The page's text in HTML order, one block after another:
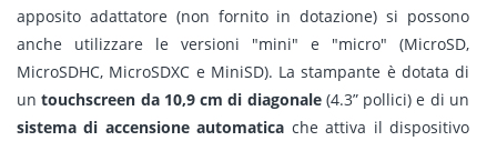
apposito adattatore (non fornito in dotazione) si possono
anche utilizzare le versioni "mini" e "micro" (MicroSD,
MicroSDHC, MicroSDXC e MiniSD). La stampante è dotata di
untouchscreen da 10,9 cm di diagonale(4.3” pollici) e di un
sistema di accensione automatica che attiva il dispositivo